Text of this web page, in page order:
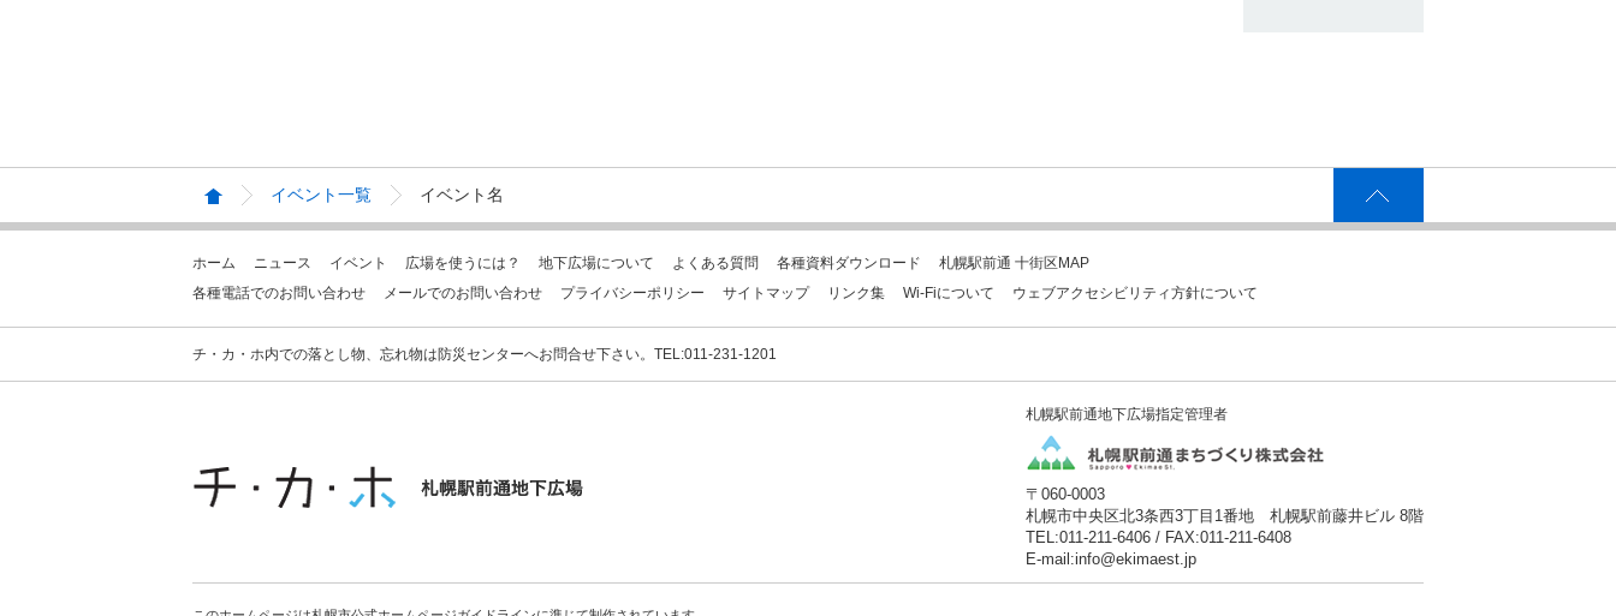
イベント一覧 イベント名
ホーム ニュース イベント 広場を使うには？ 地下広場について よくある質問 各種資料ダウンロード
札幌駅前通 十街区MAP
各種電話でのお問い合わせ
メールでのお問い合わせ プライバシーポリシー サイトマップ リンク集 Wi-Fiについて ウェブアクセシビリティ方針について
チ・カ・ホ内での落とし物、忘れ物は防災センターへお問合せ下さい。TEL:011-231-1201
札幌駅前通地下広場指定管理者
〒060-0003
札幌市中央区北3条西3丁目1番地 札幌駅前藤井ビル 8階
TEL:011-211-6406 / FAX:011-211-6408
E-mail:info@ekimaest.jp